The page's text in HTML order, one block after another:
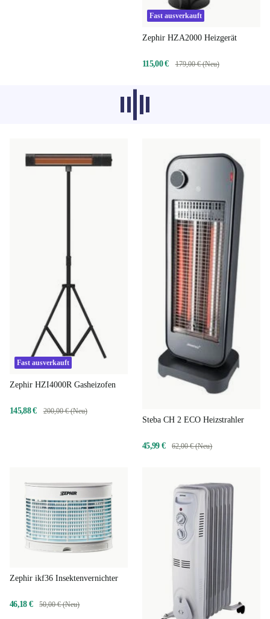
Fast ausverkauft
Zephir HZA2000 Heizgerät
115,00 € 179,00 € (Neu)
Empfohlene Produkte aus anderen
Kategorien laden gerade nicht, sorry.
Fast ausverkauft
Zephir HZI4000R Gasheizofen
145,88 € 200,00 € (Neu)
Steba CH 2 ECO Heizstrahler
45,99 € 62,00 € (Neu)
Zephir ikf36 Insektenvernichter
46,18 € 50,00 € (Neu)